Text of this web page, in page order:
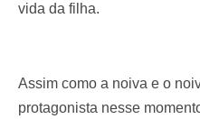
vida da filha.
Assim como a noiva e o
protagonista nesse